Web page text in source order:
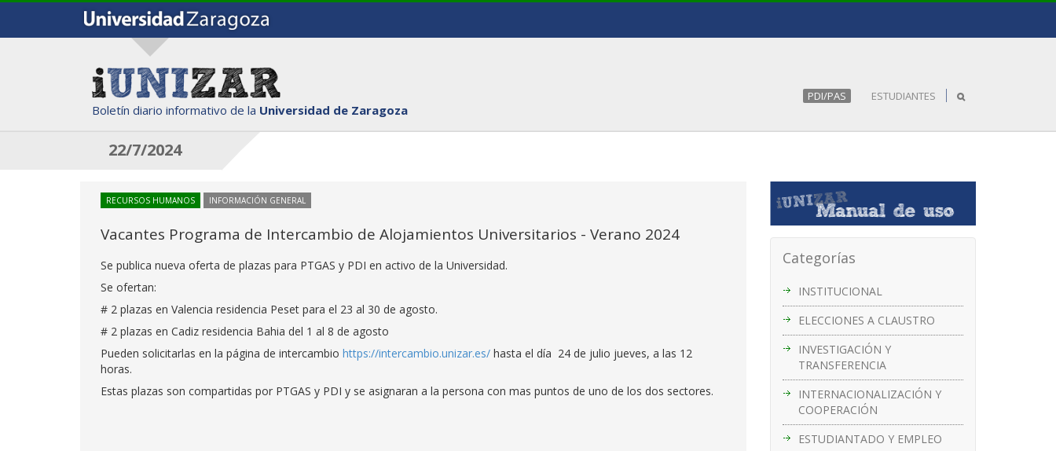
Boletín diario informativo de la Universidad de Zaragoza
PDI/PAS ESTUDIANTES
22/7/2024
Categorías
INSTITUCIONAL
ELECCIONES A CLAUSTRO
INVESTIGACIÓN Y
TRANSFERENCIA
INTERNACIONALIZACIÓN Y
COOPERACIÓN
ESTUDIANTADO Y EMPLEO
RECURSOS HUMANOS INFORMACIÓN GENERAL
Vacantes Programa de Intercambio de Alojamientos Universitarios - Verano 2024
Se publica nueva oferta de plazas para PTGAS y PDI en activo de la Universidad.
Se ofertan:
# 2 plazas en Valencia residencia Peset para el 23 al 30 de agosto.
# 2 plazas en Cadiz residencia Bahia del 1 al 8 de agosto
Pueden solicitarlas en la página de intercambio https://intercambio.unizar.es/ hasta el día 24 de julio jueves, a las 12
horas.
Estas plazas son compartidas por PTGAS y PDI y se asignaran a la persona con mas puntos de uno de los dos sectores.